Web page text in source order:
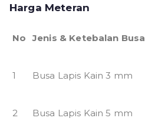
Harga Meteran
No Jenis & Ketebalan Busa
1
Busa Lapis Kain 3 mm
2
Busa Lapis Kain 5 mm